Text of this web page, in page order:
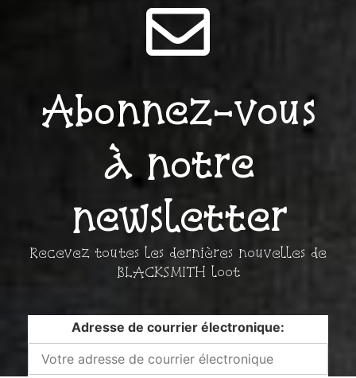
Abonnez-vous
à notre
newsletter
Recevez toutes les dernières nouvelles de
BLACKSMITH loot
Adresse de courrier électronique: